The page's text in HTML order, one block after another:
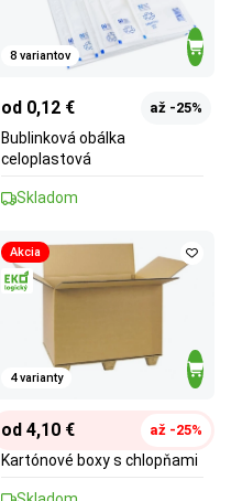
8 variantov
od 0,12 € až -25%
Bublinková obálka
celoplastová
Skladom
Akcia
4 varianty
od 4,10 € až -25%
Kartónové boxy s chlopňami